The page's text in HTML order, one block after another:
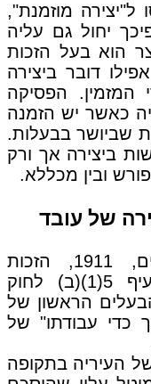
ל"יצירה מוזמנת",
יחול גם עליה
הוא בעל הזכות
דובר ביצירה
המזמין. הפסיקה
כאשר יש הזמנה
שביושר בבעלות.
ביצירה אך ורק
ובין מכללא.
של עובד
כאמור, לפי חוק זכות יוצרים, 1911, הזכות
הראשונית היא של היוצר. סעיף 5(1)(ב) לחוק
הבעלים הראשון של
כדי עבודתו" של
העיריה בתקופה